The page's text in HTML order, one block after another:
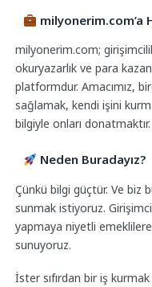
milyonerim.com’a
milyonerim.com;
okuryazarlık ve para
platformdur. Amacımız,
sağlamak, kendi işini
bilgiyle onları donatmaktır.
Neden Buradayız?
Çünkü bilgi güçtür. Ve biz
sunmak istiyoruz.
yapmaya niyetli
sunuyoruz.
İster sıfırdan bir iş